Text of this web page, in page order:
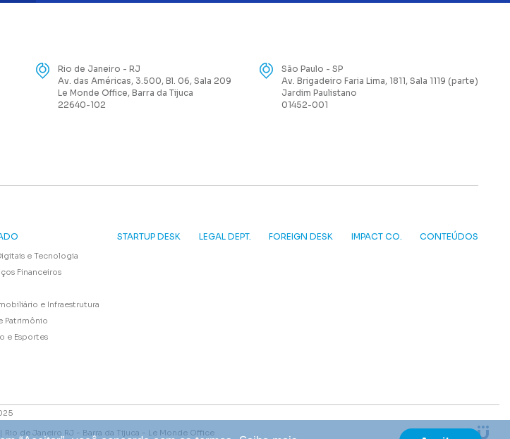
Rio de Janeiro - RJ
Av. das Américas, 3.500, Bl. 06, Sala 209
Le Monde Office, Barra da Tijuca
22640-102
São Paulo - SP
Av. Brigadeiro Faria Lima, 1811, Sala 1119 (parte)
Jardim Paulistano
01452-001
e Tecnologia
Financeiros
e Infraestrutura
Patrimônio
e Esportes
STARTUP DESK LEGAL DEPT. FOREIGN DESK IMPACT CO. CONTEÚDOS
de Janeiro RJ - Barra da Tijuca - Le Monde Office